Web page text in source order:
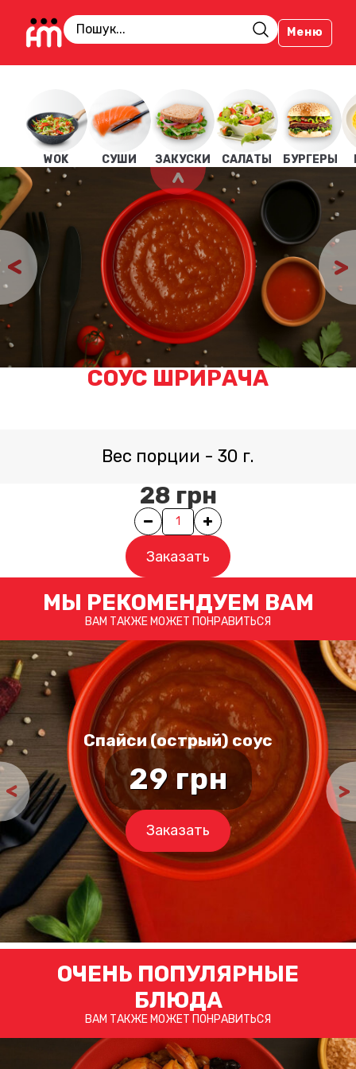
Меню
WOK СУШИ ЗАКУСКИ САЛАТЫ БУРГЕРЫ
СОУС ШРИРАЧА
Вес порции - 30 г.
28 грн
Quantity
Заказать
МЫ РЕКОМЕНДУЕМ ВАМ
ВАМ ТАКЖЕ МОЖЕТ ПОНРАВИТЬСЯ
Спайси (острый) соус
29грн
Заказать
ОЧЕНЬ ПОПУЛЯРНЫЕ
БЛЮДА
ВАМ ТАКЖЕ МОЖЕТ ПОНРАВИТЬСЯ
×
От халепа ...
ми зараз не працюємо
Замовлення приймаються щодня
з
10:30 до 21:00
Ви можете оформити замовлення зараз,
але його зможуть доставити після